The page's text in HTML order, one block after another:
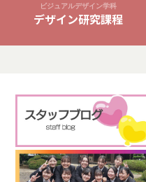
ビジュアルデザイン学科
デザイン研究課程